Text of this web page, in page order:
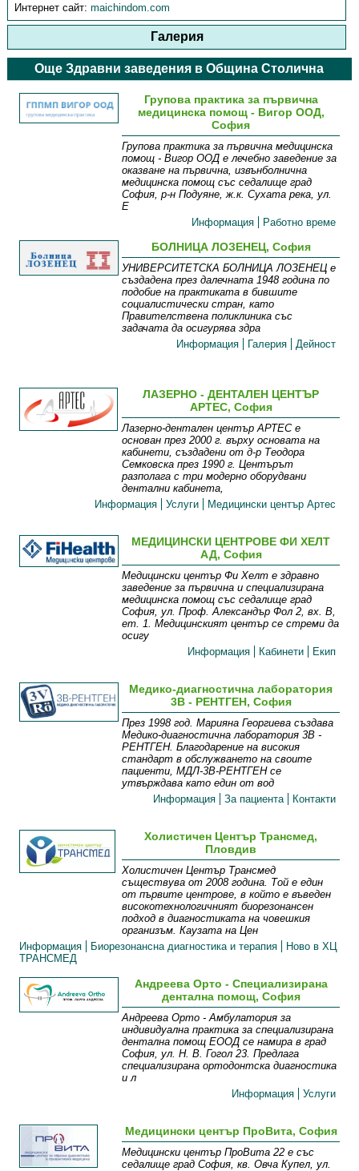
Интернет сайт:maichindom.com
Галерия
Още Здравни заведения в Община Столична
Групова практика за първична
медицинска помощ - Вигор ООД,
София
Групова практика за първична медицинска
помощ - Вигор ООД е лечебно заведение за
оказване на първична, извънболнична
медицинска помощ със седалище град
София, р-н Подуяне, ж.к. Сухата река, ул.
Е
Информация
Работно време
БОЛНИЦА ЛОЗЕНЕЦ, София
УНИВЕРСИТЕТСКА БОЛНИЦА ЛОЗЕНЕЦ е
създадена през далечната 1948 година по
подобие на практиката в бившите
социалистически стран, като
Правителствена поликлиника със
задачата да осигурява здра
Информация
Галерия Дейност
ЛАЗЕРНО - ДЕНТАЛЕН ЦЕНТЪР
АРТЕС, София
Лазерно-дентален център АРТЕС е
основан през 2000 г. върху основата на
кабинети, създадени от д-р Теодора
Семковска през 1990 г. Центърът
разполага с три модерно оборудвани
дентални кабинета,
Информация
Услуги Медицински център Артес
МЕДИЦИНСКИ ЦЕНТРОВЕ ФИ ХЕЛТ
АД, София
Медицински център Фи Хелт е здравно
заведение за първична и специализирана
медицинска помощ със седалище град
София, ул. Проф. Александър Фол 2, вх. В,
ет. 1. Медицинският център се стреми да
осигу
Информация
Кабинети Екип
Медико-диагностична лаборатория
3В - РЕНТГЕН, София
През 1998 год. Марияна Георгиева създава
Медико-диагностична лаборатория 3В -
РЕНТГЕН. Благодарение на високия
стандарт в обслужването на своите
пациенти, МДЛ-3В-РЕНТГЕН се
утвърждава като един от вод
Информация
За пациента Контакти
Холистичен Център Трансмед,
Пловдив
Холистичен Център Трансмед
съществува от 2008 година. Той е един
от първите центрове, в който е въведен
високотехнологичният биорезонансен
подход в диагностиката на човешкия
организъм. Каузата на Цен
Информация
Биорезонансна диагностика и терапия
Ново в ХЦ
ТРАНСМЕД
Андреева Орто - Специализирана
дентална помощ, София
Андреева Орто - Амбулатория за
индивидуална практика за специализирана
дентална помощ ЕООД се намира в град
София, ул. Н. В. Гогол 23. Предлага
специализирана ортодонтска диагностика
и л
Информация
Услуги
Медицински център ПроВита, София
Медицински център ПроВита 22 е със
седалище град София, кв. Овча Купел, ул.